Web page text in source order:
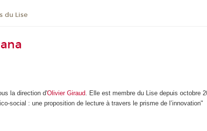
du Lise
la direction d'Olivier Giraud . Elle est membre du Lise depuis octobre
social : une proposition de lecture à travers le prisme de l’innovation"